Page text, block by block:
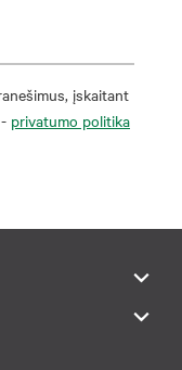
įskaitant
privatumo politika